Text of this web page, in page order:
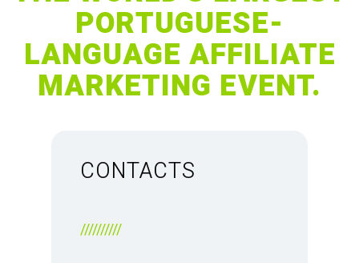
PORTUGUESE-
LANGUAGE AFFILIATE
MARKETING EVENT.
CONTACTS
//////////